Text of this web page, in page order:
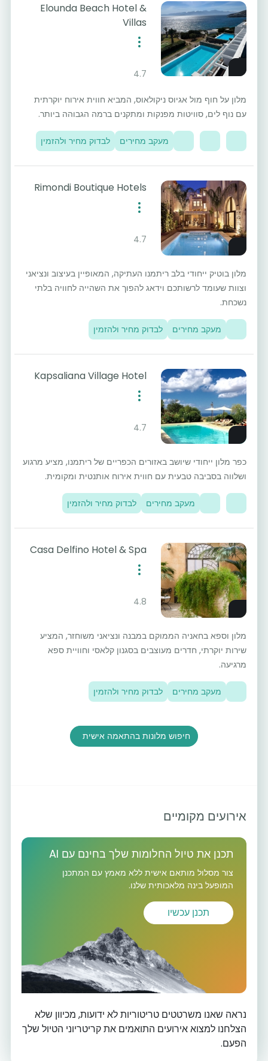
Elounda Beach Hotel &
Villas
4.7
מלון על חוף מול אגיוס ניקולאוס, המביא חווית אירוח יוקרתית
עם נוף לים, סוויטות מפנקות ומתקנים ברמה הגבוהה ביותר.
מעקב מחירים לבדוק מחיר ולהזמין
Rimondi Boutique Hotels
4.7
מלון בוטיק ייחודי בלב ריתמנו העתיקה, המאופיין בעיצוב ונציאני
וצוות שעומד לרשותכם וידאג להפוך את השהייה לחוויה בלתי
נשכחת.
מעקב מחירים לבדוק מחיר ולהזמין
Kapsaliana Village Hotel
4.7
כפר מלון ייחודי שיושב באזורים הכפריים של ריתמנו, מציע מרגוע
ושלווה בסביבה טבעית עם חווית אירוח אותנטית ומקומית.
מעקב מחירים לבדוק מחיר ולהזמין
Casa Delfino Hotel & Spa
4.8
מלון וספא בחאניה הממוקם במבנה ונציאני משוחזר, המציע
שירות יוקרתי, חדרים מעוצבים בסגנון קלאסי וחוויית ספא
מרגיעה.
מעקב מחירים לבדוק מחיר ולהזמין
חיפוש מלונות בהתאמה אישית
אירועים מקומיים
תכנן את טיול החלומות שלך בחינם עם AI
צור מסלול מותאם אישית ללא מאמץ עם המתכנן
המופעל בינה מלאכותית שלנו.
תכנן עכשיו
נראה שאנו משרטטים טריטוריות לא ידועות, מכיוון שלא
הצלחנו למצוא אירועים התואמים את קריטריוני הטיול שלך
הפעם.